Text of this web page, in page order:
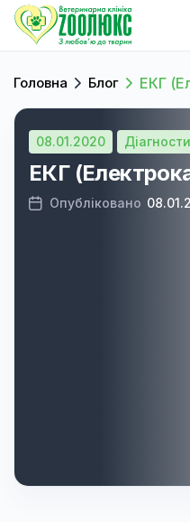
Головна Блог ЕКГ
08.01.2020
ЕКГ
Опубліковано